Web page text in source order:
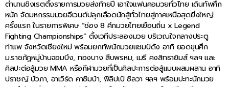
ตำนานชิงเรตติ้งรายการมวยส่งท้ายปี เอาใจแฟนคอมวยทั่วไทย เดินทัพศึก
หนัก จัดมหกรรมมวยอีเวนต์ปลุกเลือดนักสู้ทั่วไทยสู่ภาคเหนือสุดยิ่งใหญ่
ครั้งแรก ในรายการพิเศษ “ช่อง 8 ศึกมวยไทยเยือนถิ่น x Legend
Fighting Championships” ตั้งเวทีประลองมวย บริเวณใจกลางประตู
ท่าแพ จังหวัดเชียงใหม่ พร้อมยกทัพนักมวยแชมป์ดัง อาทิ ยอดขุนศึก
ม.ราชภัฏหมู่บ้านจอมบึง, ทองบาง สืบพรหม, เมรี คงสิทธายิมส์ ฯลฯ และ
ศิลปะต่อสู้มวย MMA หรือกีฬามวยที่เป็นศิลปะการต่อสู้แบบผสมผสาน อาทิ
ปราชญ์ บัวภา, อาเวิร์ด คาซิมบ้า, ฟิลิปเป้ ซิลวา ฯลฯ พร้อมปะทะนักมวย